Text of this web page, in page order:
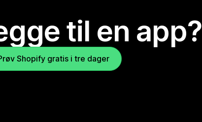
til en app?
Shopify gratis i tre dager